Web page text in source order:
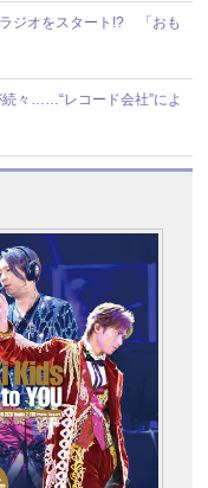
ジオをスタート!? 「おも
続々……“レコード会社”によ